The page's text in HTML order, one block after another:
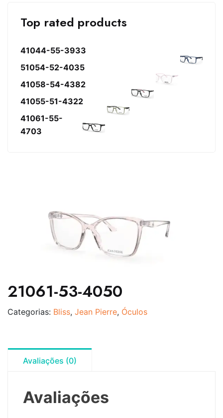
Top rated products
41044-55-3933
51054-52-4035
41058-54-4382
41055-51-4322
41061-55-
4703
21061-53-4050
Categorias: Bliss, Jean Pierre, Óculos
Avaliações (0)
Avaliações